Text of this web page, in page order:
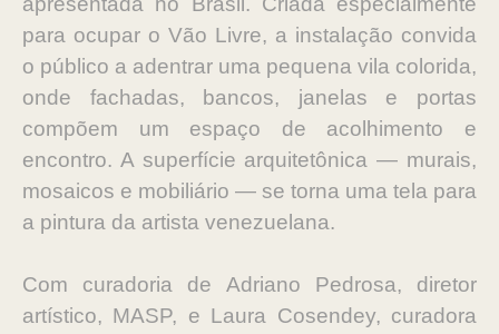
para ocupar o Vão Livre, a instalação convida
o público a adentrar uma pequena vila colorida,
onde fachadas, bancos, janelas e portas
compõem um espaço de acolhimento e
encontro. A superfície arquitetônica — murais,
mosaicos e mobiliário — se torna uma tela para
a pintura da artista venezuelana.
Com curadoria de Adriano Pedrosa, diretor
artístico, MASP, e Laura Cosendey, curadora